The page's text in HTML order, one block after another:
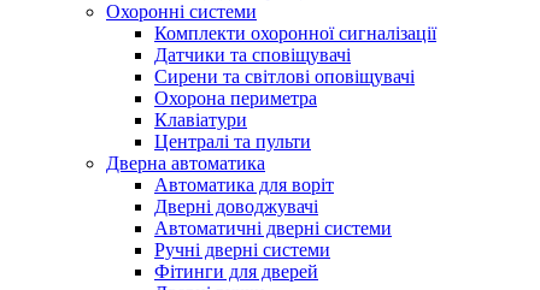
Охоронні системи
Комплекти охоронної сигналізації
Датчики та сповіщувачі
Сирени та світлові оповіщувачі
Охорона периметра
Клавіатури
Централі та пульти
Дверна автоматика
Автоматика для воріт
Дверні доводжувачі
Автоматичні дверні системи
Ручні дверні системи
Фітинги для дверей